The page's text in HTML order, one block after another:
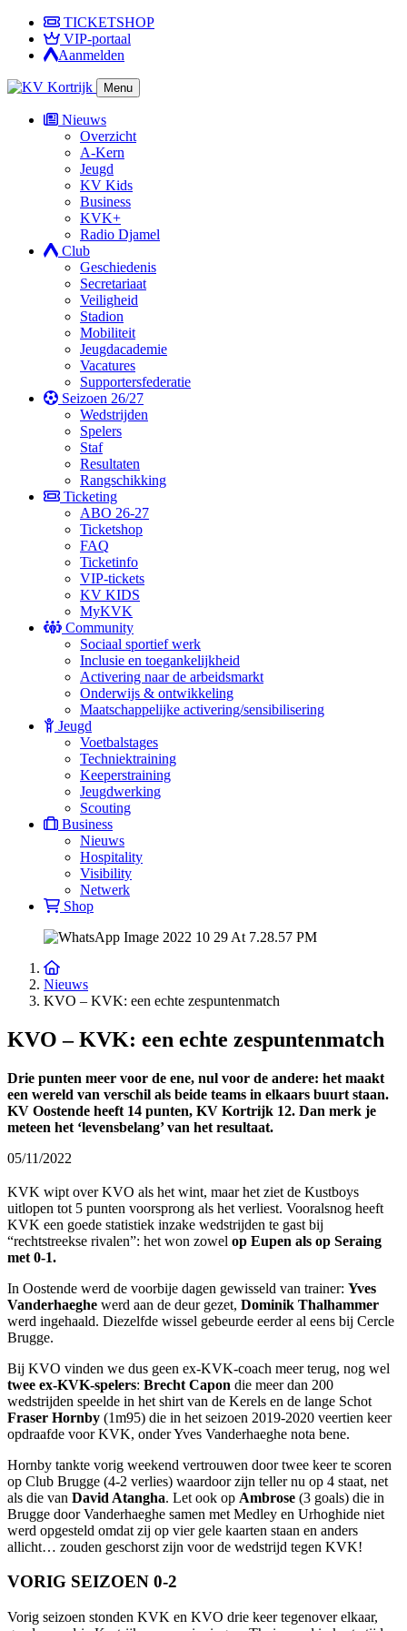
TICKETSHOP
VIP-portaal
Aanmelden
Menu
Nieuws
Overzicht
A-Kern
Jeugd
KV Kids
Business
KVK+
Radio Djamel
Club
Geschiedenis
Secretariaat
Veiligheid
Stadion
Mobiliteit
Jeugdacademie
Vacatures
Supportersfederatie
Seizoen 26/27
Wedstrijden
Spelers
Staf
Resultaten
Rangschikking
Ticketing
ABO 26-27
Ticketshop
FAQ
Ticketinfo
VIP-tickets
KV KIDS
MyKVK
Community
Sociaal sportief werk
Inclusie en toegankelijkheid
Activering naar de arbeidsmarkt
Onderwijs & ontwikkeling
Maatschappelijke activering/sensibilisering
Jeugd
Voetbalstages
Techniektraining
Keeperstraining
Jeugdwerking
Scouting
Business
Nieuws
Hospitality
Visibility
Netwerk
Shop
Nieuws
KVO – KVK: een echte zespuntenmatch
KVO – KVK: een echte zespuntenmatch
Drie punten meer voor de ene, nul voor de andere: het maakt
een wereld van verschil als beide teams in elkaars buurt staan.
KV Oostende heeft 14 punten, KV Kortrijk 12. Dan merk je
meteen het ‘levensbelang’ van het resultaat.
05/11/2022
KVK wipt over KVO als het wint, maar het ziet de Kustboys
uitlopen tot 5 punten voorsprong als het verliest. Vooralsnog heeft
KVK een goede statistiek inzake wedstrijden te gast bij
“rechtstreekse rivalen”: het won zowel op Eupen als op Seraing
met 0-1.
In Oostende werd de voorbije dagen gewisseld van trainer: Yves
Vanderhaeghe werd aan de deur gezet, Dominik Thalhammer
werd ingehaald. Diezelfde wissel gebeurde eerder al eens bij Cercle
Brugge.
Bij KVO vinden we dus geen ex-KVK-coach meer terug, nog wel
twee ex-KVK-spelers: Brecht Capon die meer dan 200
wedstrijden speelde in het shirt van de Kerels en de lange Schot
Fraser Hornby (1m95) die in het seizoen 2019-2020 veertien keer
opdraafde voor KVK, onder Yves Vanderhaeghe nota bene.
Hornby tankte vorig weekend vertrouwen door twee keer te scoren
op Club Brugge (4-2 verlies) waardoor zijn teller nu op 4 staat, net
als die van David Atangha. Let ook op Ambrose (3 goals) die in
Brugge door Vanderhaeghe samen met Medley en Urhoghide niet
werd opgesteld omdat zij op vier gele kaarten staan en anders
allicht… zouden geschorst zijn voor de wedstrijd tegen KVK!
VORIG SEIZOEN 0-2
Vorig seizoen stonden KVK en KVO drie keer tegenover elkaar,